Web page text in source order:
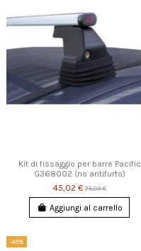
Kit di fissaggio per barre Pacific
G368002 (no antifurto)
45,02 €75,03 €
Aggiungi al carrello
-45%